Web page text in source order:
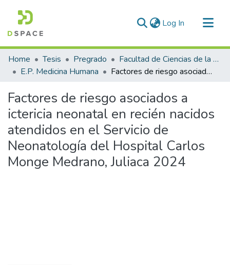
Log In (current)
Communities & Collections
All of DSpace
Home Tesis Pregrado
Facultad de Ciencias de la Salud
E.P. Medicina Humana
Factores de riesgo asociados a ictericia neonatal en recién nacidos atendidos en el Servicio de Neonatología del Hospital Carlos Monge Medrano, Juliaca 2024
Factores de riesgo asociados a
ictericia neonatal en recién nacidos
atendidos en el Servicio de
Neonatología del Hospital Carlos
Monge Medrano, Juliaca 2024